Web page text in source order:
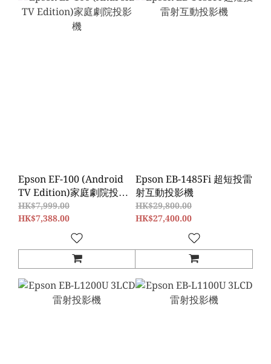
Epson EF-100 (Android
TV Edition)家庭劇院投影
機
HK$7,999.00
HK$7,388.00
Epson EB-1485Fi 超短投雷
射互動投影機
HK$29,800.00
HK$27,400.00